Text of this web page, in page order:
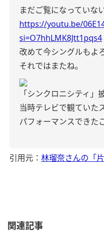
まだご覧になっていな
https://youtu.be/
si=O7hhLMK8Jtt1pqs4
改めて今シングルもよ
それではまたね。
「シンクロニシティ」
当時テレビで観ていた
パフォーマンスできた
引用元： 林瑠奈さんの「片
関連記事